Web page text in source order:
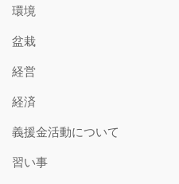
環境
盆栽
経営
経済
義援金活動について
習い事